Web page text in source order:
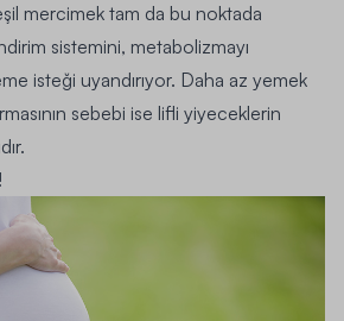
mercimek tam da bu noktada
sistemini, metabolizmayı
isteği uyandırıyor. Daha az yemek
sebebi ise lifli yiyeceklerin